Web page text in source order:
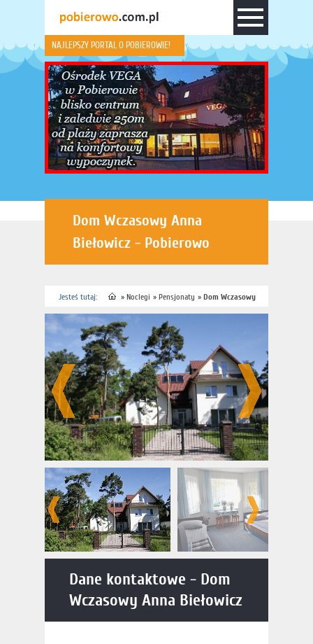
NAJLEPSZY PORTAL O POBIEROWIE!
Dom Wczasowy Anna
Biełowicz - Pobierowo
Jesteś tutaj: » Noclegi » Pensjonaty » Dom Wczasowy
Anna Biełowicz
Dane kontaktowe - Dom
Wczasowy Anna Biełowicz